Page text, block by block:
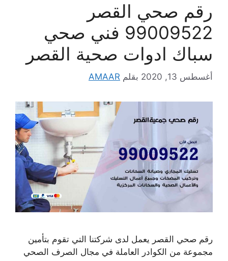
رقم صحي القصر
99009522 فني صحي
سباك ادوات صحية القصر
أغسطس 13, 2020 بقلم AMAAR
رقم صحي القصر يعمل لدى شركتنا التي تقوم بتأمين
مجموعة من الكوادر العاملة في مجال الصرف الصحي